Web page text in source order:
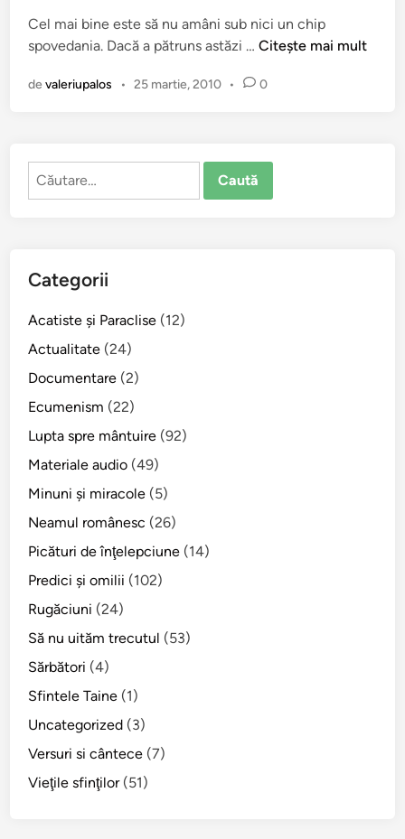
h
e
o
e
:
D
p
r
e
o
a
r
e
ş
i
ă
d
e
d
e
a
n
v
i
r
i
c
t
Cel mai bine este să nu amâni sub nici un chip
spovedania. Dacă a pătruns astăzi …N
a
s
Citește mai mult
devaleriupalos • 25 martie, 2010 • 0
Caută
Categorii
Acatiste şi Paraclise (12)
Actualitate (24)
Documentare (2)
Ecumenism (22)
Lupta spre mântuire (92)
Materiale audio (49)
Minuni şi miracole (5)
Neamul românesc (26)
Picături de înţelepciune (14)
Predici şi omilii (102)
Rugăciuni (24)
Să nu uităm trecutul (53)
Sărbători (4)
Sfintele Taine (1)
Uncategorized (3)
Versuri si cântece (7)
Vieţile sfinţilor(51)